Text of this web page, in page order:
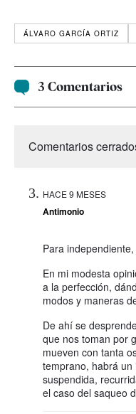
ÁLVARO GARCÍA ORTIZ
3 Comentarios
Comentarios
HACE 9 MESES
Antimonio
Para
En mi modesta
a la perfección,
modos y maneras
De ahí se
que nos toman por
mueven con tanta
temprano, habrá
suspendida,
el caso del saqueo